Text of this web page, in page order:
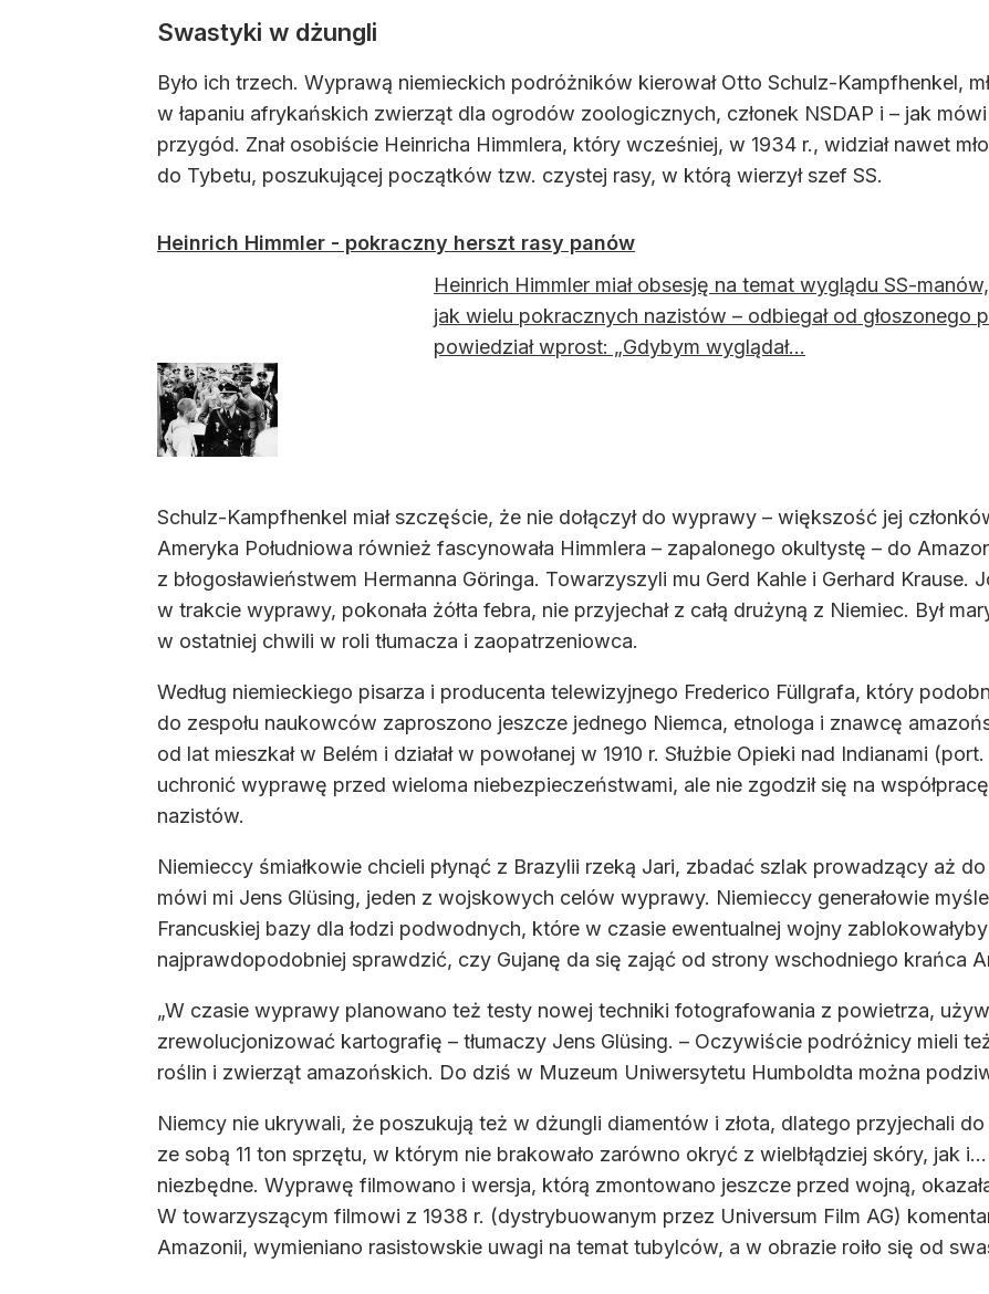
Swastyki w dżungli
Było ich trzech. Wyprawą niemieckich podróżników kierował Otto Schulz-Kampfhenkel,
w łapaniu afrykańskich zwierząt dla ogrodów zoologicznych, członek NSDAP i – jak
przygód. Znał osobiście Heinricha Himmlera, który wcześniej, w 1934 r., widział nawet
do Tybetu, poszukującej początków tzw. czystej rasy, w którą wierzył szef SS.
Heinrich Himmler - pokraczny herszt rasy panów
Heinrich Himmler miał obsesję na temat wyglądu SS-
jak wielu pokracznych nazistów – odbiegał od głoszonego
powiedział wprost: „Gdybym wyglądał...
Schulz-Kampfhenkel miał szczęście, że nie dołączył do wyprawy – większość jej
Ameryka Południowa również fascynowała Himmlera – zapalonego okultystę – do
z błogosławieństwem Hermanna Göringa. Towarzyszyli mu Gerd Kahle i Gerhard
w trakcie wyprawy, pokonała żółta febra, nie przyjechał z całą drużyną z Niemiec. Był
w ostatniej chwili w roli tłumacza i zaopatrzeniowca.
Według niemieckiego pisarza i producenta telewizyjnego Frederico Füllgrafa, który
do zespołu naukowców zaproszono jeszcze jednego Niemca, etnologa i znawcę
od lat mieszkał w Belém i działał w powołanej w 1910 r. Służbie Opieki nad Indianami
uchronić wyprawę przed wieloma niebezpieczeństwami, ale nie zgodził się na
nazistów.
Niemieccy śmiałkowie chcieli płynąć z Brazylii rzeką Jari, zbadać szlak prowadzący aż
mówi mi Jens Glüsing, jeden z wojskowych celów wyprawy. Niemieccy generałowie
Francuskiej bazy dla łodzi podwodnych, które w czasie ewentualnej wojny
najprawdopodobniej sprawdzić, czy Gujanę da się zająć od strony wschodniego krańca
„W czasie wyprawy planowano też testy nowej techniki fotografowania z powietrza,
zrewolucjonizować kartografię – tłumaczy Jens Glüsing. – Oczywiście podróżnicy mieli
roślin i zwierząt amazońskich. Do dziś w Muzeum Uniwersytetu Humboldta można
Niemcy nie ukrywali, że poszukują też w dżungli diamentów i złota, dlatego przyjechali
ze sobą 11 ton sprzętu, w którym nie brakowało zarówno okryć z wielbłądziej skóry, jak
niezbędne. Wyprawę filmowano i wersja, którą zmontowano jeszcze przed wojną,
W towarzyszącym filmowi z 1938 r. (dystrybuowanym przez Universum Film AG)
Amazonii, wymieniano rasistowskie uwagi na temat tubylców, a w obrazie roiło się od